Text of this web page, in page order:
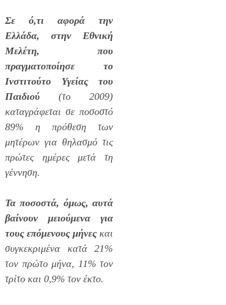
Σε ό,τι αφορά την
Ελλάδα, στην Εθνική
Μελέτη, που
πραγματοποίησε το
Ινστιτούτο Υγείας του
Παιδιού (το 2009)
καταγράφεται σε ποσοστό
89% η πρόθεση των
μητέρων για θηλασμό τις
πρώτες ημέρες μετά τη
γέννηση.
Τα ποσοστά, όμως, αυτά
βαίνουν μειούμενα για
τους επόμενους μήνες και
συγκεκριμένα κατά 21%
τον πρώτο μήνα, 11% τον
τρίτο και 0,9% τον έκτο.